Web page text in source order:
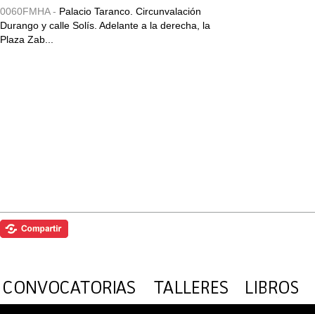
0060FMHA - Palacio Taranco. Circunvalación
Durango y calle Solís. Adelante a la derecha, la
Plaza Zab...